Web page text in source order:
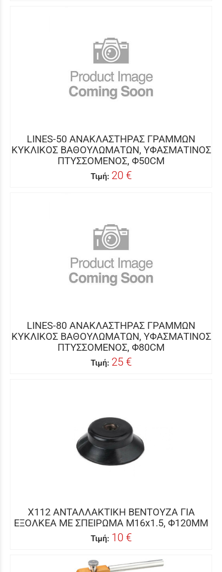
LINES-50 ΑΝΑΚΛΑΣΤΗΡΑΣ ΓΡΑΜΜΩΝ
ΚΥΚΛΙΚΟΣ ΒΑΘΟΥΛΩΜΑΤΩΝ, ΥΦΑΣΜΑΤΙΝΟΣ
ΠΤΥΣΣΟΜΕΝΟΣ, Φ50CM
Τιμή: 20 €
LINES-80 ΑΝΑΚΛΑΣΤΗΡΑΣ ΓΡΑΜΜΩΝ
ΚΥΚΛΙΚΟΣ ΒΑΘΟΥΛΩΜΑΤΩΝ, ΥΦΑΣΜΑΤΙΝΟΣ
ΠΤΥΣΣΟΜΕΝΟΣ, Φ80CM
Τιμή: 25 €
X112 ΑΝΤΑΛΛΑΚΤΙΚΗ ΒΕΝΤΟΥΖΑ ΓΙΑ
ΕΞΟΛΚΕΑ ΜΕ ΣΠΕΙΡΩΜΑ M16x1.5, Φ120MM
Τιμή: 10 €